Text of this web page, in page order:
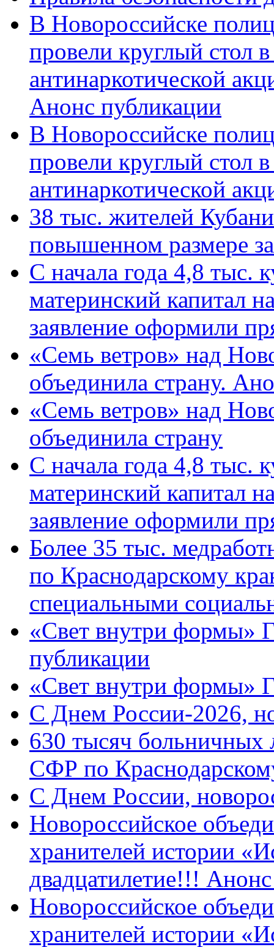
В Новороссийске
провели круглый стол
антинаркотической
Анонс публикации
В Новороссийске
провели круглый стол
антинаркотической
38 тыс. жителей
повышенном размере
С начала года 4,8 тыс.
материнский капитал
заявление оформили
«Семь ветров» над
объединила страну.
«Семь ветров» над
объединила страну
С начала года 4,8 тыс.
материнский капитал
заявление оформили
Более 35 тыс.
по Краснодарскому
специальными
«Свет внутри формы»
публикации
«Свет внутри формы»
C Днем России-2026,
630 тысяч больничных
СФР по
C Днем России,
Новороссийское
хранителей истории
двадцатилетие!!!
Новороссийское
хранителей истории